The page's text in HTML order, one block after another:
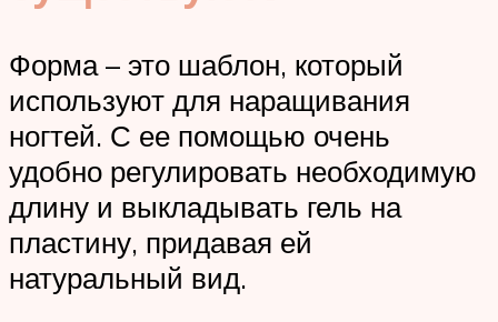
Форма – это шаблон, который
используют для наращивания
ногтей. С ее помощью очень
удобно регулировать необходимую
длину и выкладывать гель на
пластину, придавая ей
натуральный вид.